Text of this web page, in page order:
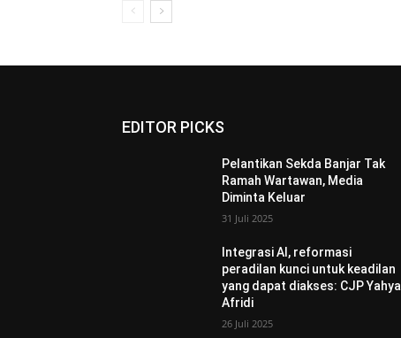
EDITOR PICKS
Pelantikan Sekda Banjar Tak
Ramah Wartawan, Media
Diminta Keluar
31 Juli 2025
Integrasi AI, reformasi
peradilan kunci untuk keadilan
yang dapat diakses: CJP Yahya
Afridi
26 Juli 2025